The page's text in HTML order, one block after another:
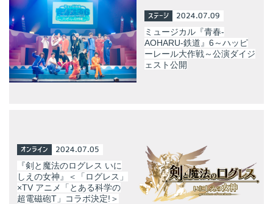
ステージ 2024.07.09
ミュージカル『青春-
AOHARU-鉄道』6～ハッピ
ーレール大作戦～公演ダイジ
ェスト公開
オンライン 2024.07.05
『剣と魔法のログレス いに
しえの女神』＜「ログレス」
×TV アニメ「とある科学の
超電磁砲T」コラボ決定!＞